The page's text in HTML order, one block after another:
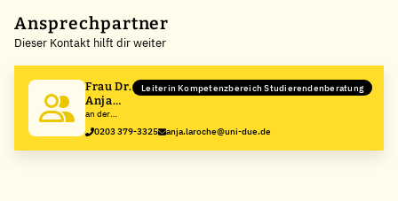
+
−
Ansprechpartner
Dieser Kontakt hilft dir weiter
Frau Dr.
Anja
Laroche
an der
Universität
Duisburg-
Essen
Leiterin Kompetenzbereich Studierendenberatung
0203 379-3325 anja.laroche@uni-due.de